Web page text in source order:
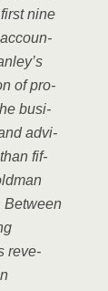
nine
accoun­
of pro­
busi­
advi­
fif­
Bet­ween
reve­